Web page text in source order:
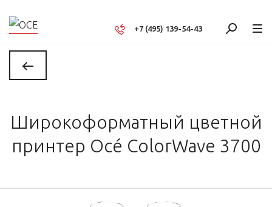
+7 (495) 139-54-43
Широкоформатный цветной
принтер Océ ColorWave 3700